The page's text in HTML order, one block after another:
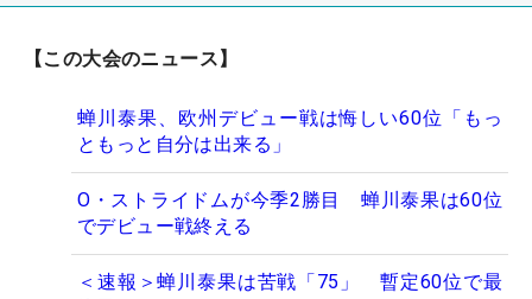
【この大会のニュース】
蝉川泰果、欧州デビュー戦は悔しい60位「もっ
ともっと自分は出来る」
O・ストライドムが今季2勝目 蝉川泰果は60位
でデビュー戦終える
＜速報＞蝉川泰果は苦戦「75」 暫定60位で最